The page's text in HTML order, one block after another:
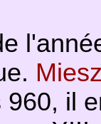
960, il